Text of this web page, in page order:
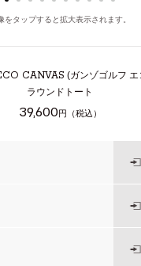
をタップすると拡大表示されます。
CANVAS (ガンゾゴルフ
ラウンドトート
39,600円（税込）